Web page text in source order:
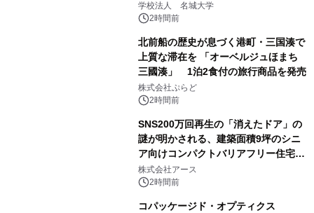
学校法人 名城大学
2時間前
北前船の歴史が息づく港町・三国湊で
上質な滞在を 「オーベルジュほまち
三國湊」 1泊2食付の旅行商品を発売
株式会社ぷらど
2時間前
SNS200万回再生の「消えたドア」の
謎が明かされる、建築面積9坪のシニ
ア向けコンパクトバリアフリー住宅が
誕生
株式会社アース
2時間前
コパッケージド・オプティクス